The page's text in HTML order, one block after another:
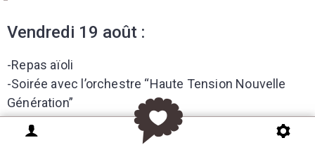
Vendredi 19 août :
-Repas aïoli
-Soirée avec l’orchestre “Haute Tension Nouvelle
Génération”
Samedi 20 août :